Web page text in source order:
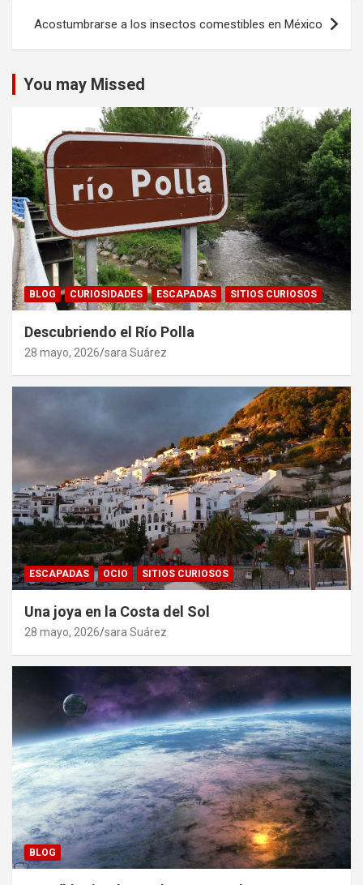
entradas
Acostumbrarse a los insectos comestibles en México
You may Missed
BLOG CURIOSIDADES ESCAPADAS SITIOS CURIOSOS
Descubriendo el Río Polla
28 mayo, 2026 sara Suárez
ESCAPADAS OCIO SITIOS CURIOSOS
Una joya en la Costa del Sol
28 mayo, 2026 sara Suárez
BLOG